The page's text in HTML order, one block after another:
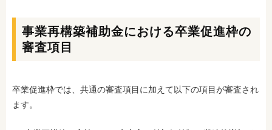
事業再構築補助金における卒業促進枠の
審査項目
卒業促進枠では、共通の審査項目に加えて以下の項目が審査され
ます。